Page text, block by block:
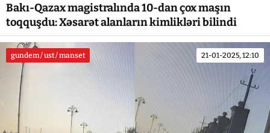
Bakı-Qazax magistralında 10-dan çox maşın
toqquşdu: Xəsarət alanların kimlikləri bilindi
gundem / ust / manset 21-01-2025, 12:10